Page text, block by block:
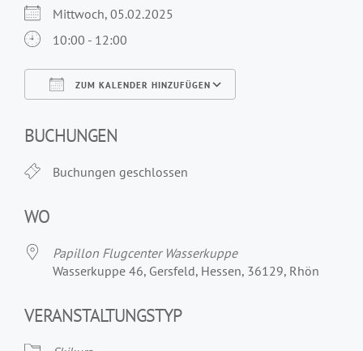
Mittwoch, 05.02.2025
10:00 - 12:00
ZUM KALENDER HINZUFÜGEN
BUCHUNGEN
Buchungen geschlossen
WO
Papillon Flugcenter Wasserkuppe
Wasserkuppe 46, Gersfeld, Hessen, 36129, Rhön
VERANSTALTUNGSTYP